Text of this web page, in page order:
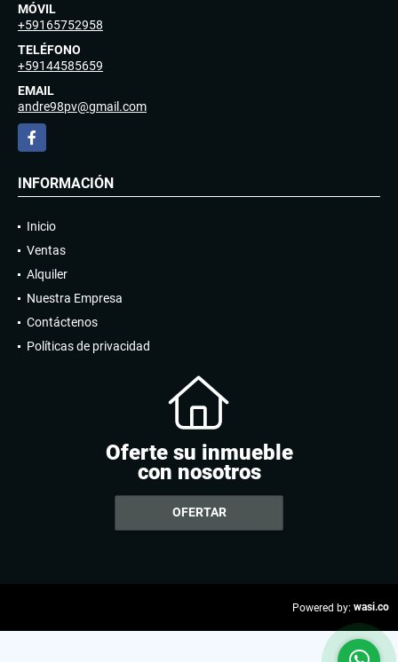
MÓVIL
+59165752958
TELÉFONO
+59144585659
EMAIL
andre98pv@gmail.com
Facebook
INFORMACIÓN
Inicio
Ventas
Alquiler
Nuestra Empresa
Contáctenos
Políticas de privacidad
Oferte su inmueble
con nosotros
OFERTAR
Powered by: wasi.co